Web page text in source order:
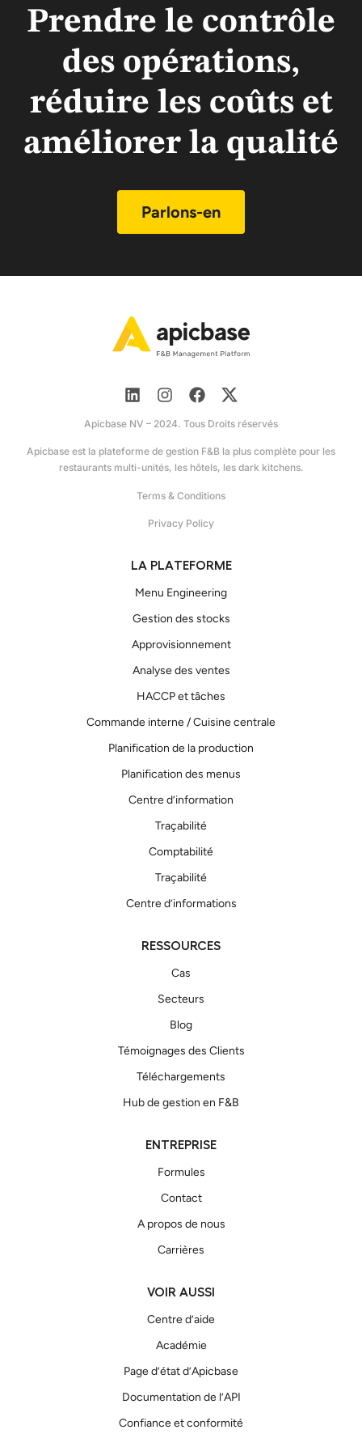
Prendre le contrôle
des opérations,
réduire les coûts et
améliorer la qualité
Parlons-en
Apicbase NV – 2024. Tous Droits réservés
Apicbase est la plateforme de gestion F&B la plus complète pour les
restaurants multi-unités, les hôtels, les dark kitchens.
Terms & Conditions
Privacy Policy
LA PLATEFORME
Menu Engineering
Gestion des stocks
Approvisionnement
Analyse des ventes
HACCP et tâches
Commande interne / Cuisine centrale
Planification de la production
Planification des menus
Centre d’information
Traçabilité
Comptabilité
Traçabilité
Centre d’informations
RESSOURCES
Cas
Secteurs
Blog
Témoignages des Clients
Téléchargements
Hub de gestion en F&B
ENTREPRISE
Formules
Contact
A propos de nous
Carrières
VOIR AUSSI
Centre d’aide
Académie
Page d’état d’Apicbase
Documentation de l’API
Confiance et conformité